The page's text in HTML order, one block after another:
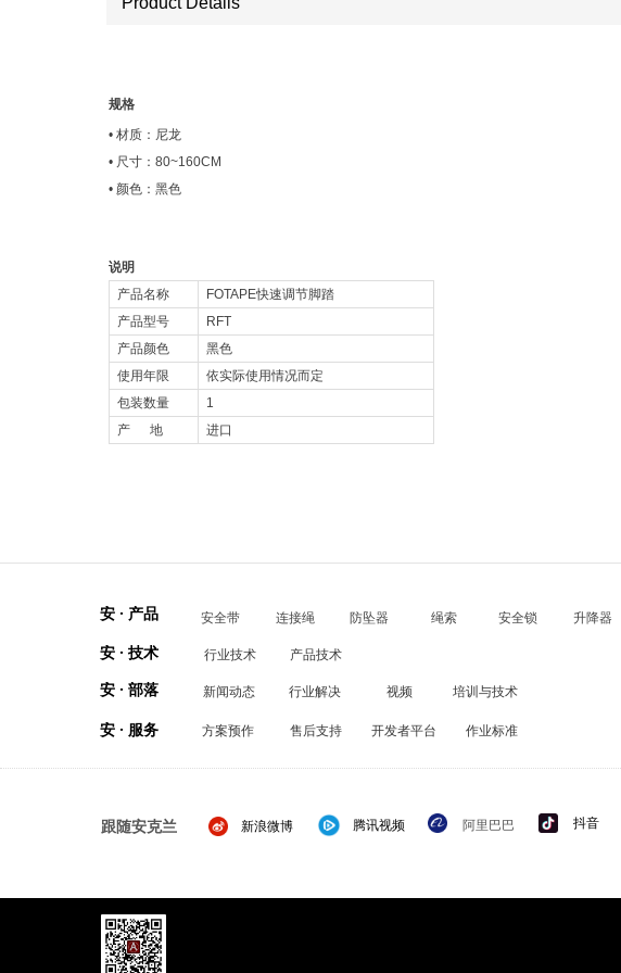
规格
• 材质：尼龙
• 尺寸：80~160CM
• 颜色：黑色
说明
产品名称
FOTAPE快速调节脚踏
产品型号
RFT
产品颜色
黑色
使用年限
依实际使用情况而定
包装数量
1
产 地
进口
安全带 连接绳 防坠器 绳索 安全锁 升降器
跟随安克兰 新浪微博 腾讯视频 阿里巴巴 抖音
安 · 产品
安 · 技术
方案预作 售后支持 开发者平台 作业标准
安 · 部落 新闻动态 行业解决 视频 培训与技术
安 · 服务
行业技术 产品技术